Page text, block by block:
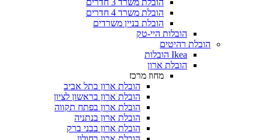
הובלת בניין משרדים
הובלת ארון בתל אביב
הובלת ארון בראשון לציון
הובלת ארון בפתח תקווה
הובלת ארון בנתניה
הובלת ארון בבני ברק